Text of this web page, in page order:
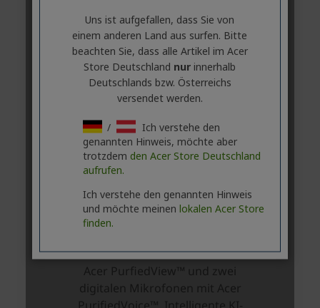
Uns ist aufgefallen, dass Sie von
einem anderen Land aus surfen. Bitte
beachten Sie, dass alle Artikel im Acer
Store Deutschland nur innerhalb
Deutschlands bzw. Österreichs
versendet werden.
/
Ich verstehe den
genannten Hinweis, möchte aber
trotzdem den Acer Store Deutschland
aufrufen.
Ich verstehe den genannten Hinweis
und möchte meinen lokalen Acer Store
finden.